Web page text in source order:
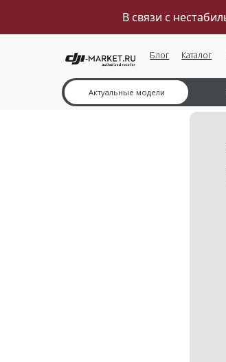
В связи с
Актуальные модели